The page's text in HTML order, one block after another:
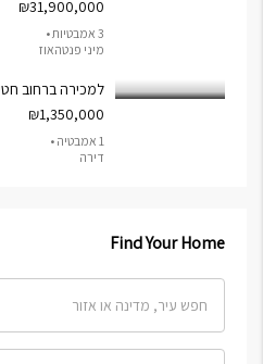
₪31,900,000
3 אמבטיות •
מיני פנטהאוז
למכירה ברחוב חטיבת
₪1,350,000
1 אמבטיה •
דירה
Find Your Home